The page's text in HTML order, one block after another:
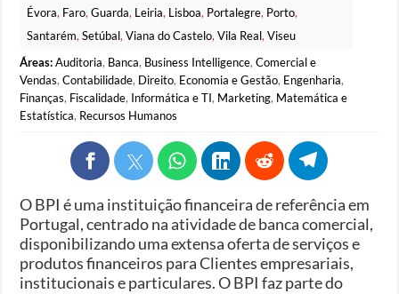
Évora, Faro,Guarda, Leiria, Lisboa, Portalegre, Porto,
Santarém,Setúbal,Viana do Castelo,Vila Real,Viseu
Áreas: Auditoria, Banca, Business Intelligence,Comercial e
Vendas,Contabilidade, Direito, Economia e Gestão, Engenharia,
Finanças, Fiscalidade, Informática e TI, Marketing, Matemática e
Estatística, Recursos Humanos
O BPI é uma instituição financeira de referência em
Portugal, centrado na atividade de banca comercial,
disponibilizando uma extensa oferta de serviços e
produtos financeiros para Clientes empresariais,
institucionais e particulares. O BPI faz parte do